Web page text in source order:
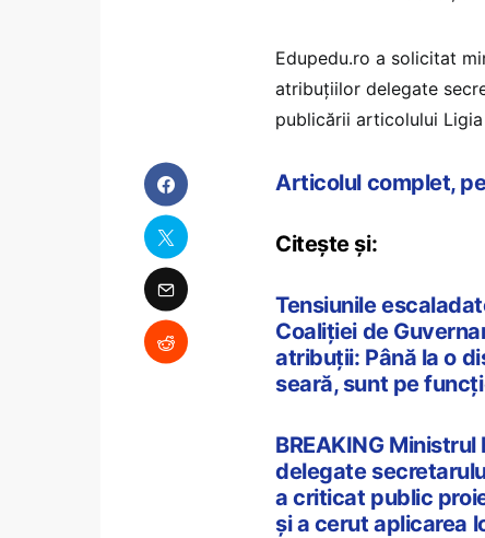
Edupedu.ro a solicitat
atribuțiilor delegate
publicării articolului
Articolul complet,
Citește și:
Tensiunile
Coaliției de
atribuții: Până la o
seară, sunt pe
BREAKING
delegate
a criticat public
și a cerut aplicarea